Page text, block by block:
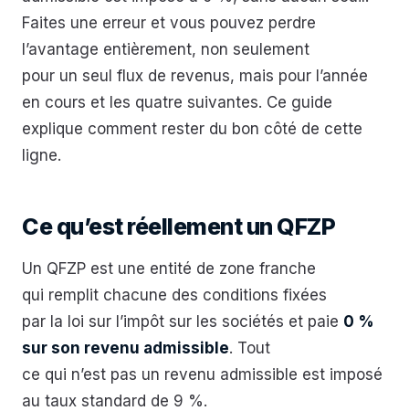
Faites une erreur et vous pouvez perdre
l’avantage entièrement, non seulement
pour un seul flux de revenus, mais pour l’année
en cours et les quatre suivantes. Ce guide
explique comment rester du bon côté de cette
ligne.
Ce qu’est réellement un QFZP
Un QFZP est une entité de zone franche
qui remplit chacune des conditions fixées
par la loi sur l’impôt sur les sociétés et paie 0 %
sur son revenu admissible. Tout
ce qui n’est pas un revenu admissible est imposé
au taux standard de 9 %.